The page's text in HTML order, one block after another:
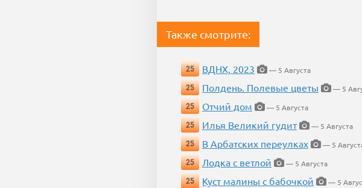
Также смотрите:
25 ВДНХ, 2023
— 5 Августа
25
Полдень. Полевые цветы
— 5
25
Отчий дом
— 5 Августа
25
Илья Великий гудит
— 5 Августа
25
В Арбатских переулках
— 5
25
Лодка с ветлой
— 5 Августа
25
Куст малины с бабочкой
— 5